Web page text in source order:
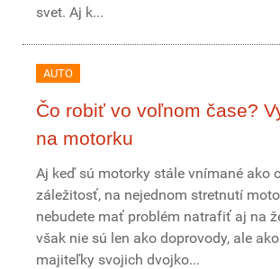
svet. Aj k...
AUTO
Čo robiť vo voľnom čase?
na motorku
Aj keď sú motorky stále vnímané ako
záležitosť, na nejednom stretnutí
nebudete mať problém natrafiť aj na
však nie sú len ako doprovody, ale
majiteľky svojich dvojko...